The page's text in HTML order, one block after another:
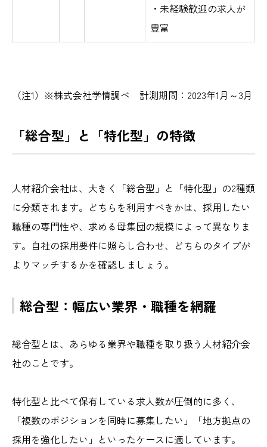
・未経験歓迎の求人が
豊富
（注1）※株式会社学情調べ 計測期間：2023年1月～3月
「総合型」と「特化型」の特徴
人材紹介会社は、大きく「総合型」と「特化型」の2種類
に分類されます。どちらを利用すべきかは、採用したい
職種の専門性や、求める母集団の規模によって異なりま
す。自社の採用要件に照らし合わせ、どちらのタイプが
よりマッチするかを確認しましょう。
総合型：幅広い業界・職種を網羅
総合型とは、あらゆる業界や職種を取り扱う人材紹介会
社のことです。
特化型と比べて保有している求人数が圧倒的に多く、
「複数のポジションを同時に募集したい」「地方拠点の
採用を強化したい」といったケースに適しています。